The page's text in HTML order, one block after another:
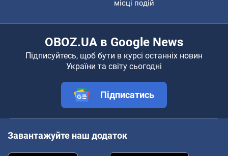
місці подій
OBOZ.UA в Google News
Підписуйтесь, щоб бути в курсі останніх новин
України та світу сьогодні
Підписатись
Завантажуйте наш додаток